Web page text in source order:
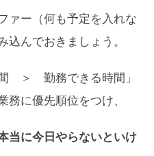
ァー（何も予定を入れな
込んでおきましょう。
間 ＞ 勤務できる時間」
務に優先順位をつけ、
当に今日やらないといけ